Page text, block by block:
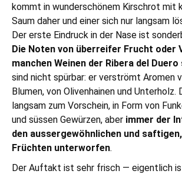
kommt in wunderschönem Kirschrot mit
Saum daher und einer sich nur langsam
Der erste Eindruck in der Nase ist
Die Noten von überreifer Frucht oder
manchen Weinen der Ribera del
sind nicht spürbar: er verströmt Aromen
Blumen, von Olivenhainen und Unterholz.
langsam zum Vorschein, in Form von
und süssen Gewürzen, aber immer der
den aussergewöhnlichen und
Früchten unterworfen.
Der Auftakt ist sehr frisch — eigentlich